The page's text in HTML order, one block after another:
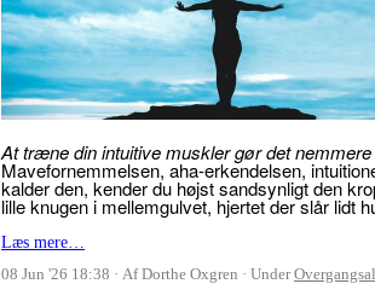
At træne din intuitive muskler gør det
Mavefornemmelsen, aha-erkendelsen,
kalder den, kender du højst sandsynligt den
lille knugen i mellemgulvet, hjertet der slår lidt
Læs mere…
08 Jun '26 18:38
Af Dorthe Oxgren Under